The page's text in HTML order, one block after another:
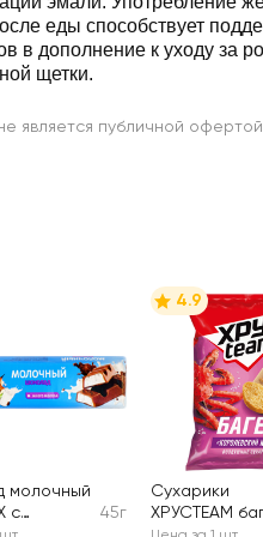
еды способствует
в дополнение к уходу за
щетки.
является публичной офертой
молочный
с
45г
4.9
Сухарики
ХРУСTEAM